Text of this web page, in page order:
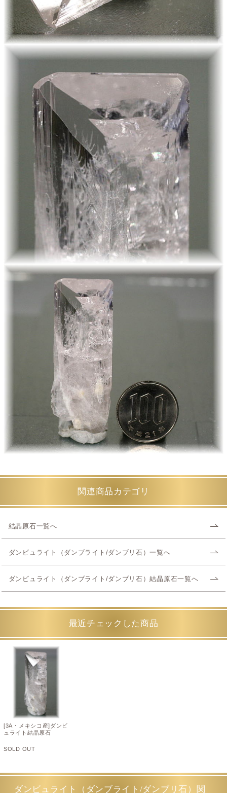
関連商品カテゴリ
結晶原石一覧へ
ダンビュライト（ダンブライト/ダンブリ石）一覧へ
ダンビュライト（ダンブライト/ダンブリ石）結晶原石一覧へ
最近チェックした商品
[3A・メキシコ産]ダンビ
ュライト結晶原石
SOLD OUT
ダンビュライト（ダンブライト/ダンブリ石）関